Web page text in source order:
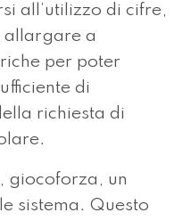
all’utilizzo di cifre,
allargare a
per poter
di
richiesta di
giocoforza, un
sistema. Questo